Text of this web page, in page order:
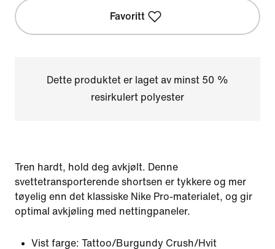
Favoritt
Dette produktet er laget av minst 50 %
resirkulert polyester
Tren hardt, hold deg avkjølt. Denne
svettetransporterende shortsen er tykkere og mer
tøyelig enn det klassiske Nike Pro-materialet, og gir
optimal avkjøling med nettingpaneler.
Vist farge: Tattoo/Burgundy Crush/Hvit